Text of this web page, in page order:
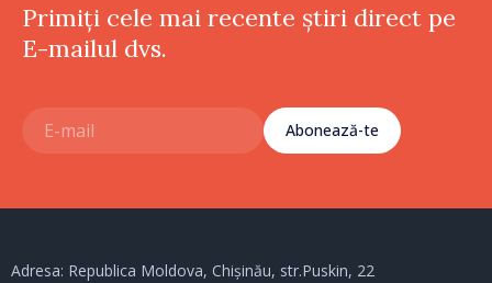
Primiți cele mai recente știri direct pe
E-mailul dvs.
Abonează-te
Adresa: Republica Moldova, Chișinău, str.Puskin, 22